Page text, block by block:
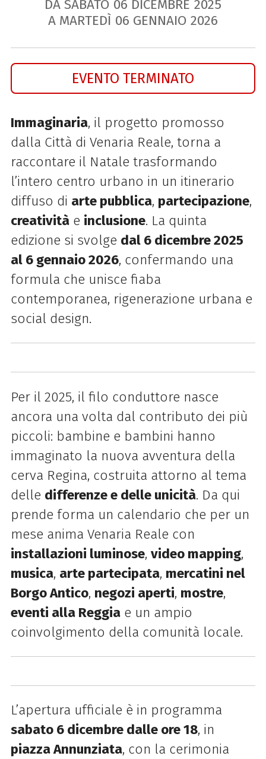
DA SABATO 06 DICEMBRE 2025
A MARTEDÌ 06 GENNAIO 2026
EVENTO TERMINATO
Immaginaria, il progetto promosso
dalla Città di Venaria Reale, torna a
raccontare il Natale trasformando
l’intero centro urbano in un itinerario
diffuso di arte pubblica, partecipazione,
creativitàe inclusione. La quinta
edizione si svolge dal 6 dicembre 2025
al 6 gennaio 2026, confermando una
formula che unisce fiaba
contemporanea, rigenerazione urbana e
social design.
Per il 2025, il filo conduttore nasce
ancora una volta dal contributo dei più
piccoli: bambine e bambini hanno
immaginato la nuova avventura della
cerva Regina, costruita attorno al tema
delle differenze e delle unicità. Da qui
prende forma un calendario che per un
mese anima Venaria Reale con
installazioni luminose, video mapping,
musica, arte partecipata, mercatini nel
Borgo Antico, negozi aperti, mostre,
eventi alla Reggiae un ampio
coinvolgimento della comunità locale.
L’apertura ufficiale è in programma
sabato 6 dicembre dalle ore 18, in
piazza Annunziata, con la cerimonia